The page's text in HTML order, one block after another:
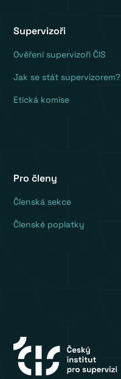
Supervizoři
Ověření supervizoři ČIS
Jak se stát supervizorem?
Etická komise
Pro členy
‍Členská sekce
Členské poplatky